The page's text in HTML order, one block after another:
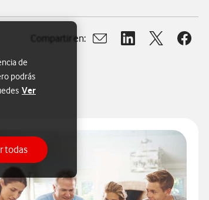
Compartir en:
Abrir ventana para
Abrir ventana para
Abrir Abrir
de
podrás
Ver
todas